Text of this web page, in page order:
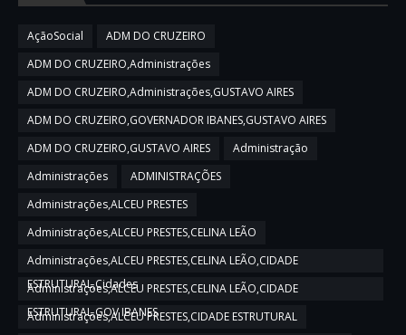
AçãoSocial
ADM DO CRUZEIRO
ADM DO CRUZEIRO,Administrações
ADM DO CRUZEIRO,Administrações,GUSTAVO AIRES
ADM DO CRUZEIRO,GOVERNADOR IBANES,GUSTAVO AIRES
ADM DO CRUZEIRO,GUSTAVO AIRES
Administração
Administrações
ADMINISTRAÇÕES
Administrações,ALCEU PRESTES
Administrações,ALCEU PRESTES,CELINA LEÃO
Administrações,ALCEU PRESTES,CELINA LEÃO,CIDADE
ESTRUTURAL,Cidades
Administrações,ALCEU PRESTES,CELINA LEÃO,CIDADE
ESTRUTURAL,GOV IBANES
Administrações,ALCEU PRESTES,CIDADE ESTRUTURAL